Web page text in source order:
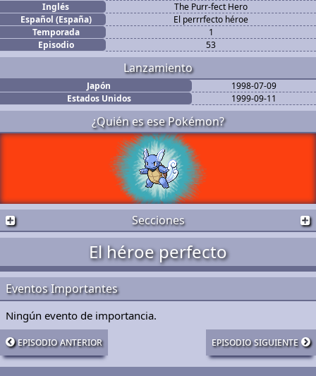
Inglés
The Purr-fect Hero
Español (España)
El perrrfecto héroe
Temporada
1
Episodio
53
Lanzamiento
Japón
1998-07-09
Estados Unidos
1999-09-11
¿Quién es ese Pokémon?
Secciones
El héroe perfecto
Eventos Importantes
Ningún evento de importancia.
episodio anterior
episodio siguiente